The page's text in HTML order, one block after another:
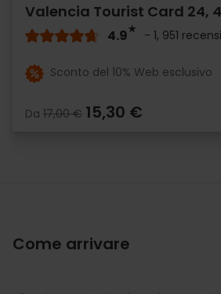
Valencia Tourist Card 24,
4.9 - 1, 951
Sconto del 10% Web esclusivo
Da 17,00 € 15,30 €
Come arrivare